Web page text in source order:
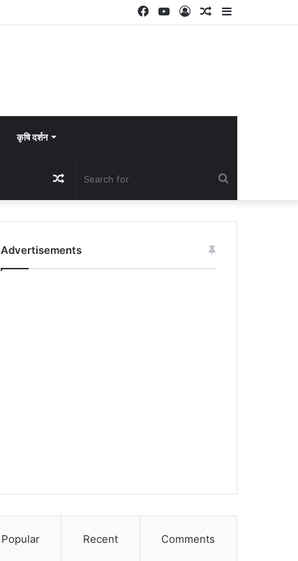
Sidebar
Random
Log
YouTube
Facebook
कृषि दर्शन
for
Random
Article
Advertisements
Popular Recent Comments